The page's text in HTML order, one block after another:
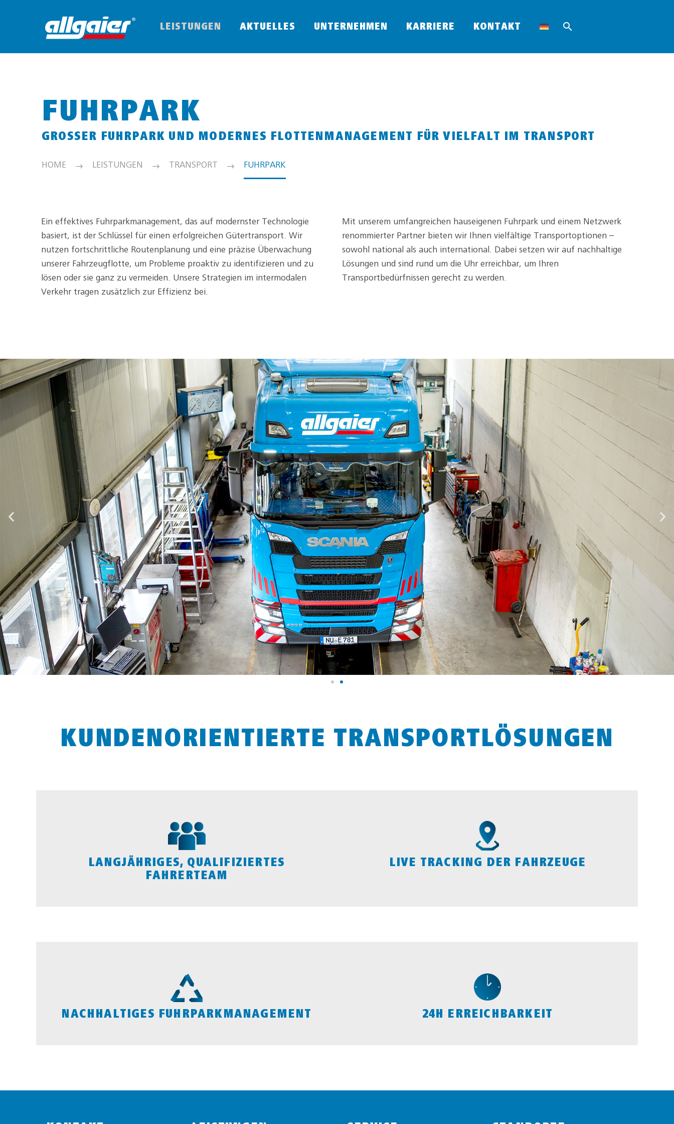
LEISTUNGEN AKTUELLES UNTERNEHMEN KARRIERE KONTAKT
FUHRPARK
GROSSER FUHRPARK UND MODERNES FLOTTENMANAGEMENT FÜR VIELFALT IM TRANSPORT
HOME LEISTUNGEN TRANSPORT FUHRPARK
Ein effektives Fuhrparkmanagement, das auf modernster Technologie
basiert, ist der Schlüssel für einen erfolgreichen Gütertransport. Wir
nutzen fortschrittliche Routenplanung und eine präzise Überwachung
unserer Fahrzeugflotte, um Probleme proaktiv zu identifizieren und zu
lösen oder sie ganz zu vermeiden. Unsere Strategien im intermodalen
Verkehr tragen zusätzlich zur Effizienz bei.
Mit unserem umfangreichen hauseigenen Fuhrpark und einem Netzwerk
renommierter Partner bieten wir Ihnen vielfältige Transportoptionen –
sowohl national als auch international. Dabei setzen wir auf nachhaltige
Lösungen und sind rund um die Uhr erreichbar, um Ihren
Transportbedürfnissen gerecht zu werden.
KUNDENORIENTIERTE TRANSPORTLÖSUNGEN
LANGJÄHRIGES, QUALIFIZIERTES
FAHRERTEAM
LIVE TRACKING DER FAHRZEUGE
NACHHALTIGES FUHRPARKMANAGEMENT 24H ERREICHBARKEIT